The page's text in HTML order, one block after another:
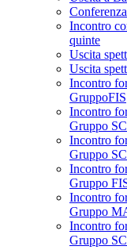
Incontro
quinte
Uscita
Uscita
Incontro
GruppoFIS
Incontro
Gruppo
Incontro
Gruppo
Incontro
Gruppo
Incontro
Gruppo
Incontro
Gruppo